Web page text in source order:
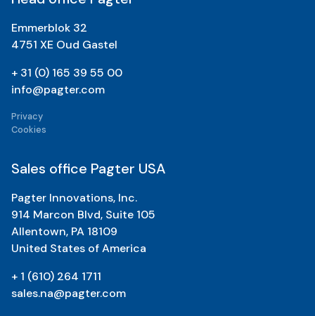
Emmerblok 32
4751 XE Oud Gastel
+ 31 (0) 165 39 55 00
info@pagter.com
Privacy
Cookies
Sales office Pagter USA
Pagter Innovations, Inc.
914 Marcon Blvd, Suite 105
Allentown, PA 18109
United States of America
+ 1 (610) 264 1711
sales.na@pagter.com